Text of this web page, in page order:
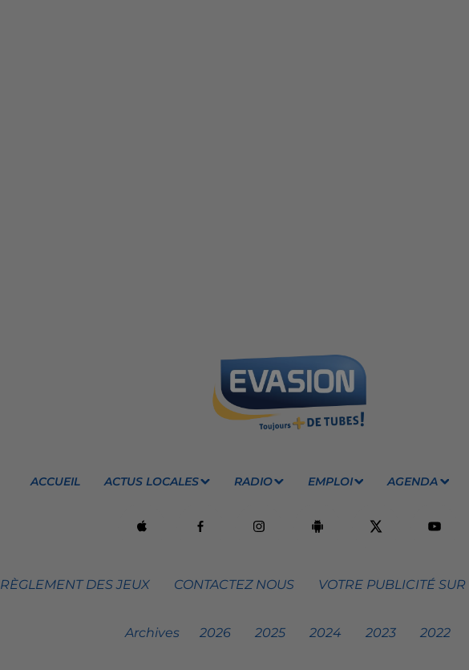
ACCUEIL ACTUS LOCALES RADIO EMPLOI AGENDA
RÈGLEMENT DES JEUX CONTACTEZ NOUS VOTRE PUBLICITÉ
Archives 2026 2025 2024 2023 2022